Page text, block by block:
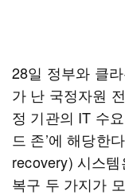
28일 정부와 클
가 난 국정자원
정 기관의 IT 수
드 존’에 해당한
recovery) 시스
복구 두 가지가